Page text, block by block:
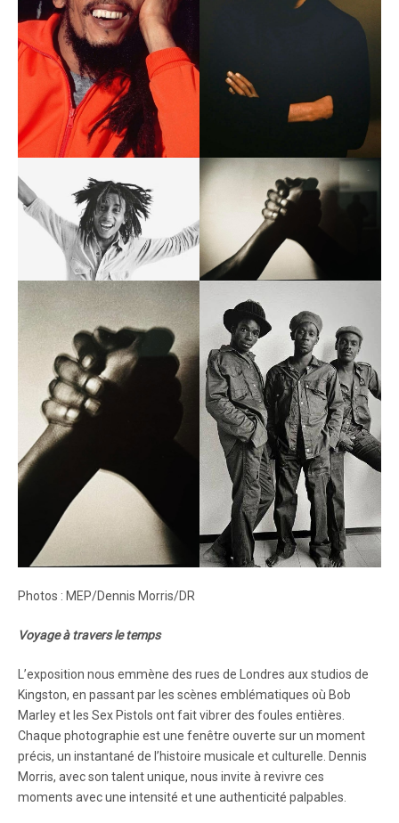
Photos : MEP/Dennis Morris/DR
Voyage à travers le temps
L’exposition nous emmène des rues de Londres aux studios de
Kingston, en passant par les scènes emblématiques où Bob
Marley et les Sex Pistols ont fait vibrer des foules entières.
Chaque photographie est une fenêtre ouverte sur un moment
précis, un instantané de l’histoire musicale et culturelle. Dennis
Morris, avec son talent unique, nous invite à revivre ces
moments avec une intensité et une authenticité palpables.